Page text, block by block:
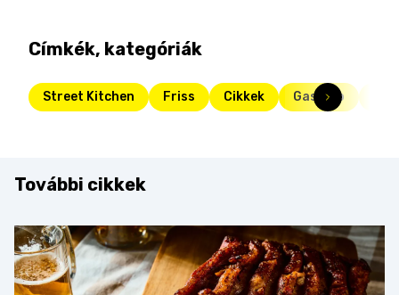
Címkék, kategóriák
Street Kitchen Friss Cikkek Gasztro
További cikkek